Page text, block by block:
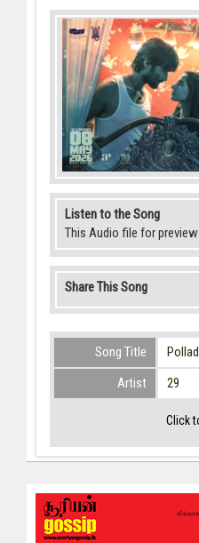
Listen to the Song
This Audio file for preview
Share This Song
Song Title
Artist
29
Click